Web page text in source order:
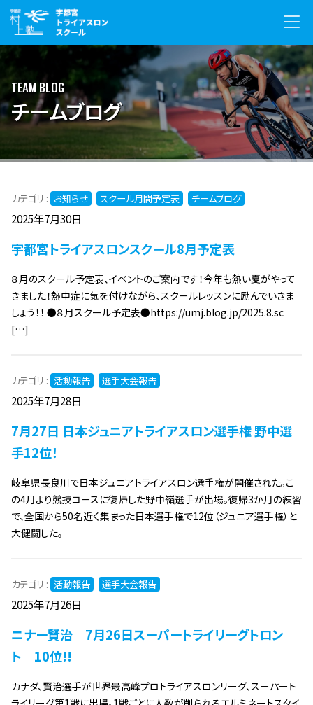
TEAM BLOG
チームブログ
カテゴリ : お知らせ スクール月間予定表 チームブログ
2025年7月30日
宇都宮トライアスロンスクール8月予定表
８月のスクール予定表、イベントのご案内です！今年も熱い夏がやって
きました！熱中症に気を付けながら、スクールレッスンに励んでいきま
しょう！！ ●８月スクール予定表●https://umj.blog.jp/2025.8.sc
[…]
カテゴリ : 活動報告 選手大会報告
2025年7月28日
7月27日 日本ジュニアトライアスロン選手権 野中選
手12位！
岐阜県長良川で日本ジュニアトライアスロン選手権が開催された。こ
の4月より競技コースに復帰した野中嶺選手が出場。復帰3か月の練習
で、全国から50名近く集まった日本選手権で12位（ジュニア選手権）と
大健闘した。
カテゴリ : 活動報告 選手大会報告
2025年7月26日
ニナー賢治 7月26日スーパートライリーグトロン
ト 10位!!
カナダ、賢治選手が世界最高峰プロトライアスロンリーグ、スーパート